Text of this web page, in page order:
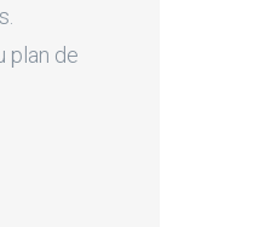
plan de